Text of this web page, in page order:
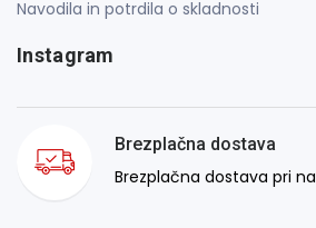
Navodila in potrdila o skladnosti
Instagram
Brezplačna dostava
Brezplačna dostava pri